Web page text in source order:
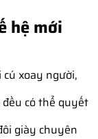
hệ mới
xoay người,
có thể quyết
giày chuyên